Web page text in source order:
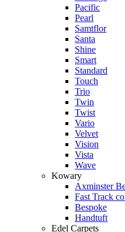
Pacific
Pearl
Samtflor
Santa
Shine
Smart
Standard
Touch
Trio
Twin
Twist
Vario
Velvet
Vision
Vista
Wave
Kowary
Axminster
Fast Track
Bespoke
Handtuft
Edel Carpets